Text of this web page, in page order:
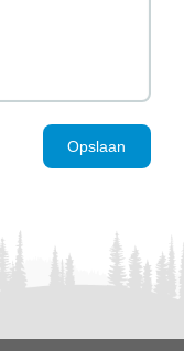
Opslaan